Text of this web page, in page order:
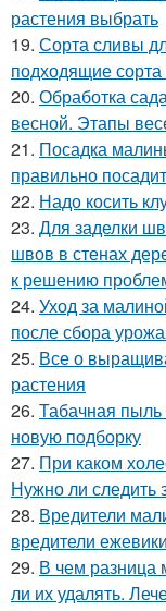
растения выбрать
19. Сорта сливы
подходящие
20. Обработка
весной. Этапы
21. Посадка
правильно
22. Надо косить
23. Для заделки
швов в стенах
к решению
24. Уход за
после сбора
25. Все о
растения
26. Табачная пыль
новую подборку
27. При каком
Нужно ли следить
28. Вредители
вредители ежевики
29. В чем разница
ли их удалять.